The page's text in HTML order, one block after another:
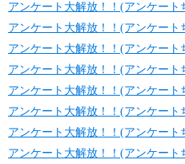
アンケート大解放！！(アンケート
アンケート大解放！！(アンケート
アンケート大解放！！(アンケート
アンケート大解放！！(アンケート
アンケート大解放！！(アンケート
アンケート大解放！！(アンケート
アンケート大解放！！(アンケート
アンケート大解放！！(アンケート